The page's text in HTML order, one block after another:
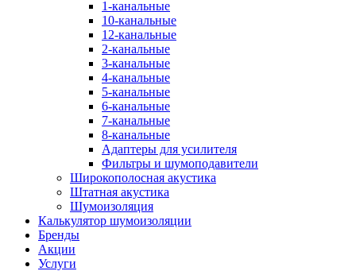
1-канальные
10-канальные
12-канальные
2-канальные
3-канальные
4-канальные
5-канальные
6-канальные
7-канальные
8-канальные
Адаптеры для усилителя
Фильтры и шумоподавители
Широкополосная акустика
Штатная акустика
Шумоизоляция
Калькулятор шумоизоляции
Бренды
Акции
Услуги